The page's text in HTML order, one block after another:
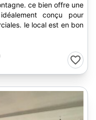
ce bien offre une
conçu pour
le local est en bon